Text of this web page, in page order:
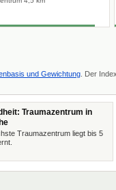
und Gewichtung . Der
Traumazentrum in
Traumazentrum liegt bis 5